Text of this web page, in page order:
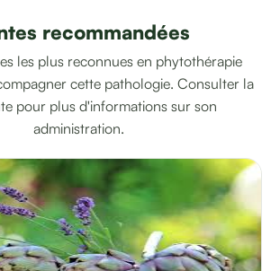
recommandées
les plus reconnues en phytothérapie
cette pathologie. Consulter la
pour plus d'informations sur son
administration.